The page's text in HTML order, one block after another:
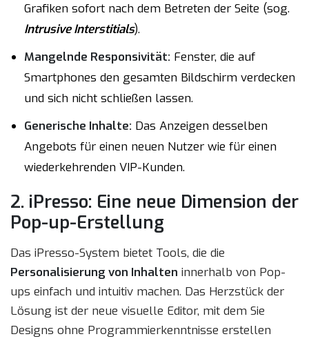
Grafiken sofort nach dem Betreten der Seite (sog.
Intrusive Interstitials).
Mangelnde Responsivität: Fenster, die auf
Smartphones den gesamten Bildschirm verdecken
und sich nicht schließen lassen.
Generische Inhalte: Das Anzeigen desselben
Angebots für einen neuen Nutzer wie für einen
wiederkehrenden VIP-Kunden.
2. iPresso: Eine neue Dimension der
Pop-up-Erstellung
Das iPresso-System bietet Tools, die die
Personalisierung von Inhalten innerhalb von Pop-
ups einfach und intuitiv machen. Das Herzstück der
Lösung ist der neue visuelle Editor, mit dem Sie
Designs ohne Programmierkenntnisse erstellen